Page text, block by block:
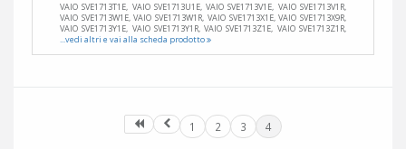
VAIO SVE1713T1E, VAIO SVE1713U1E, VAIO SVE1713V1E, VAIO SVE1713V1R,
VAIO SVE1713W1E, VAIO SVE1713W1R, VAIO SVE1713X1E, VAIO SVE1713X9R,
VAIO SVE1713Y1E, VAIO SVE1713Y1R, VAIO SVE1713Z1E, VAIO SVE1713Z1R,
...vedi altri e vai alla scheda prodotto
1 2 3 4